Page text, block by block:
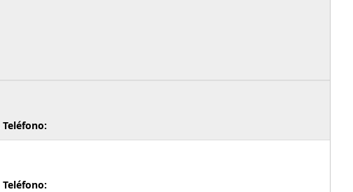
Teléfono:
Teléfono: